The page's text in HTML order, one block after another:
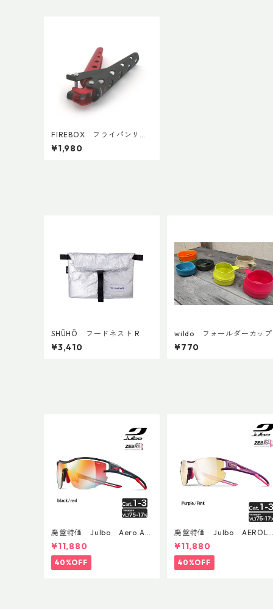
FIREBOX フライパンリフ
ター レギュラー
¥1,980
SHŪHŌ フードネスト R
¥3,410
wildo フォールダーカップ
¥770
廃盤特価 Julbo Aero Asi
anFit
¥11,880
40%OFF
廃盤特価 Julbo
E AsianFit
¥11,880
40%OFF